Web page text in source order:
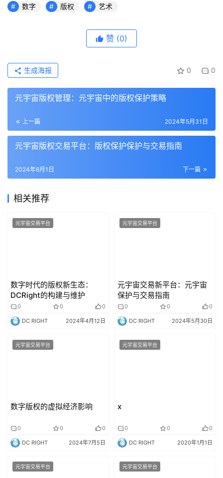
数字 版权 艺术
赞 (0)
0 0
生成海报
元宇宙版权管理：元宇宙中的版权保护策略
上一篇 2024年5月31日
元宇宙版权交易平台：版权保护保护与交易指南
下一篇
2024年6月1日
相关推荐
元宇宙交易平台
数字时代的版权新生态：
DCRight的构建与维护
0 0 0
DC RIGHT 2024年4月12日
元宇宙交易平台
元宇宙交易新平台：元宇宙
保护与交易指南
0 0 0
DC RIGHT 2024年5月30日
元宇宙交易平台
数字版权的虚拟经济影响
0 0 0
DC RIGHT 2024年7月5日
元宇宙交易平台
x
0 0 0
DC RIGHT 2020年1月1日
元宇宙交易平台 元宇宙交易平台